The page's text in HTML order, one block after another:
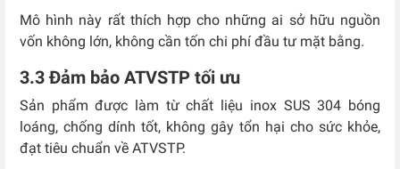
Mô hình này rất thích hợp cho những ai sở hữu nguồn
vốn không lớn, không cần tốn chi phí đầu tư mặt bằng.
3.3 Đảm bảo ATVSTP tối ưu
Sản phẩm được làm từ chất liệu inox SUS 304 bóng
loáng, chống dính tốt, không gây tổn hại cho sức khỏe,
đạt tiêu chuẩn về ATVSTP.